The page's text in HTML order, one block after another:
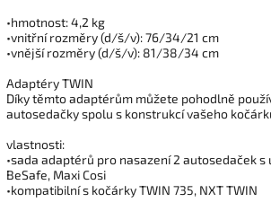
•hmotnost: 4,2 kg
•vnitřní rozměry (d/š/v): 76/34/21 cm
•vnější rozměry (d/š/v): 81/38/34 cm
Adaptéry TWIN
Díky těmto adaptérům můžete pohodlně
autosedačky spolu s konstrukcí vašeho
vlastnosti:
•sada adaptérů pro nasazení 2 autosedaček s
BeSafe, Maxi Cosi
•kompatibilní s kočárky TWIN 735, NXT TWIN